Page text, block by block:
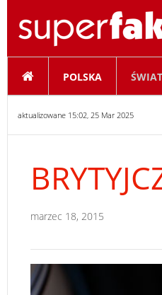
POLSKA ŚWIAT
aktualizowane 15:02, 25 Mar 2025
marzec 18, 2015